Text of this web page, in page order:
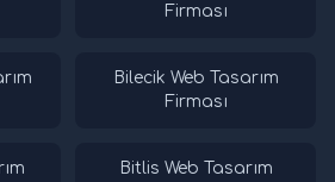
Firması
Bilecik Web Tasarım
Firması
Bitlis Web Tasarım